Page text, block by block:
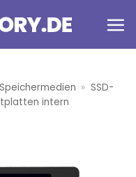
Speichermedien » SSD-
intern